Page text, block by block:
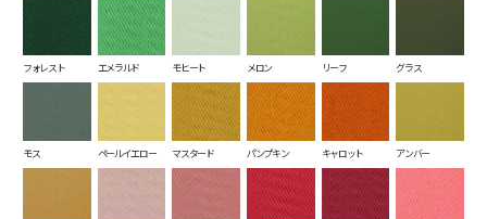
フォレスト エメラルド モヒート メロン リーフ グラス
モス ペールイエロー マスタード パンプキン キャロット アンバー